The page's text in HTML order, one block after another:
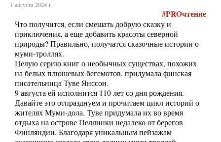
1 августа 2024 г.
#PROчтение
Что получится, если смешать добрую сказку и
приключения, а еще добавить красоты северной
природы? Правильно, получатся сказочные истории о
муми-троллях.
Целую серию книг о необычных существах, похожих
на белых плюшевых бегемотов, придумала финская
писательница Туве Янссон.
9 августа ей исполнится 110 лет со дня рождения.
Давайте это отпразднуем и прочитаем цикл историй о
жителях Муми-дола. Туве придумала их во время
отдыха на острове Пеллинки недалеко от берегов
Финляндии. Благодаря уникальным пейзажам